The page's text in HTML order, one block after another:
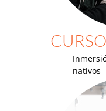
nativos